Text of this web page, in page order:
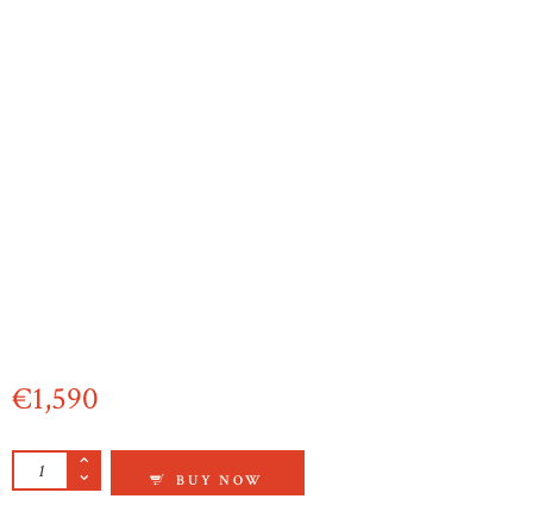
€1,590
BREITLING TRANSOCEAN CHRONOGRAPH
BUY NOW